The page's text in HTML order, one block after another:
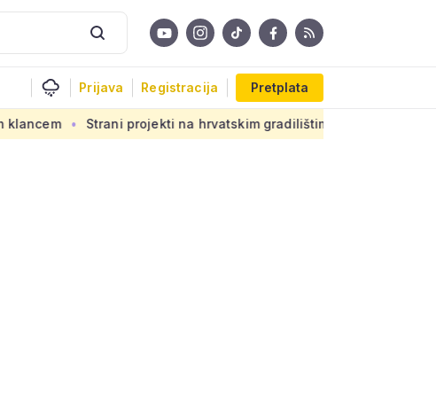
Prijava Registracija Pretplata
Strani projekti na hrvatskim gradilištima: Novi propis donosi